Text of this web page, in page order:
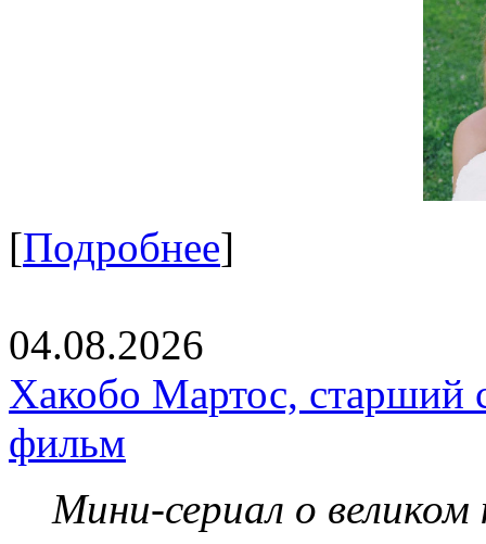
[Подробнее]
04.08.2026
Хакобо Мартос, старший
фильм
Мини-сериал о великом